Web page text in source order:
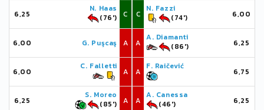
6,25
N. Haas
(76')
C
6,00 G. Puşcaş A
6,00
C. Falletti
A
6,25
S. Moreo
(85')
A
C
N. Fazzi
(74')
6,00
A
A. Diamanti
(86')
6,25
A
F. Raičević
6,75
A
A. Canessa
(46')
6,25